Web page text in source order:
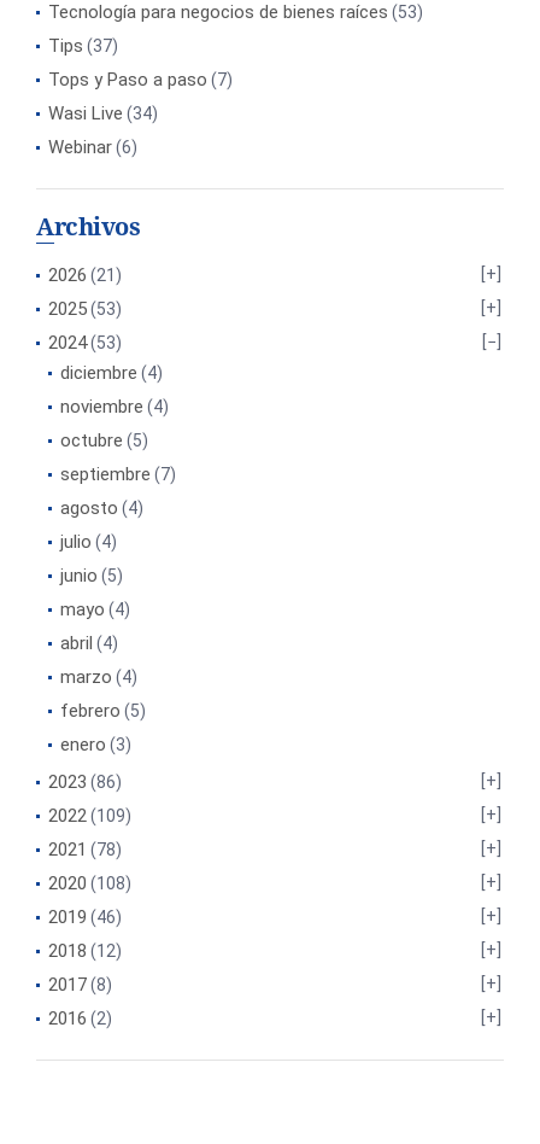
Tecnología para negocios de bienes raíces (53)
Tips (37)
Tops y Paso a paso (7)
Wasi Live (34)
Webinar(6)
Archivos
2026 (21)
2025(53)
2024(53)
diciembre (4)
noviembre (4)
octubre (5)
septiembre (7)
agosto (4)
julio (4)
junio (5)
mayo (4)
abril (4)
marzo (4)
febrero (5)
enero (3)
2023 (86)
2022(109)
2021 (78)
2020 (108)
2019 (46)
2018 (12)
2017(8)
2016 (2)